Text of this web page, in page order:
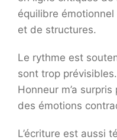
équilibre
et de structures.
Le rythme est
sont trop
Honneur m’a
des émotions
L’écriture est aussi